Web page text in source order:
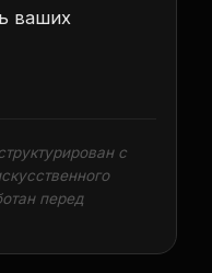
ваших
с
перед